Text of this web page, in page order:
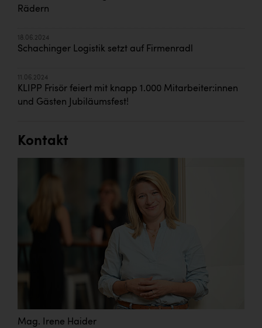
Rädern
18.06.2024
Schachinger Logistik setzt auf Firmenradl
11.06.2024
KLIPP Frisör feiert mit knapp 1.000 Mitarbeiter:innen
und Gästen Jubiläumsfest!
Kontakt
Mag. Irene Haider